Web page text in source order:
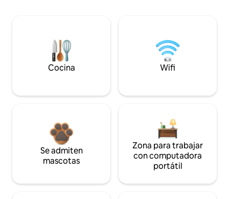
Cocina Wifi
Se admiten
mascotas
Zona para trabajar
con computadora
portátil